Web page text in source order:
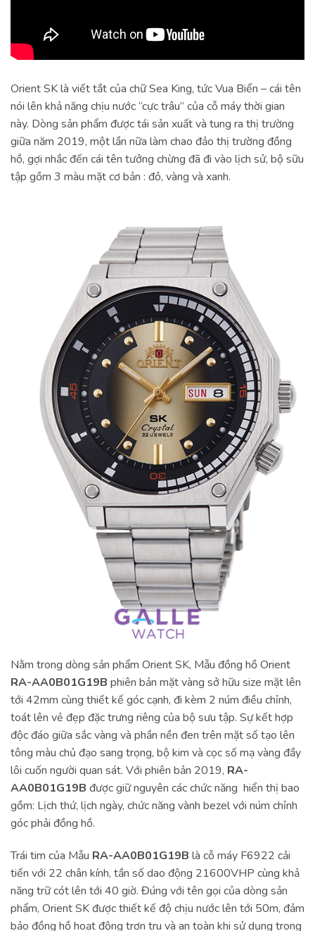
Orient SK là viết tắt của chữ Sea King, tức Vua Biển – cái tên
nói lên khả năng chịu nước “cực trâu” của cỗ máy thời gian
này. Dòng sản phẩm được tái sản xuất và tung ra thị trường
giữa năm 2019, một lần nữa làm chao đảo thị trường đồng
hồ, gợi nhắc đến cái tên tưởng chừng đã đi vào lịch sử, bộ sữu
tập gồm 3 màu mặt cơ bản : đỏ, vàng và xanh.
Nằm trong dòng sản phẩm Orient SK, Mẫu đồng hồ Orient
RA-AA0B01G19B phiên bản mặt vàng sở hữu size mặt lên
tới 42mm cùng thiết kế góc cạnh, đi kèm 2 núm điều chỉnh,
toát lên vẻ đẹp đặc trưng riêng của bộ sưu tập. Sự kết hợp
độc đáo giữa sắc vàng và phần nền đen trên mặt số tạo lên
tông màu chủ đạo sang trọng, bộ kim và cọc số mạ vàng đầy
lôi cuốn người quan sát. Với phiên bản 2019, RA-
AA0B01G19B được giữ nguyên các chức năng hiển thị bao
gồm: Lịch thứ, lịch ngày, chức năng vành bezel với núm chỉnh
góc phải đồng hồ.
Trái tim của Mẫu RA-AA0B01G19B là cỗ máy F6922 cải
tiến với 22 chân kính, tần số dao động 21600VHP cùng khả
năng trữ cót lên tới 40 giờ. Đúng với tên gọi của dòng sản
phẩm, Orient SK được thiết kế độ chịu nước lên tới 50m, đảm
bảo đồng hồ hoạt động trơn tru và an toàn khi sử dụng trong